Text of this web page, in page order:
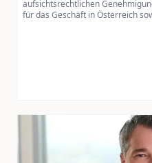
aufsichtsrechtlichen
für das Geschäft in Österreich